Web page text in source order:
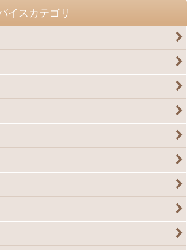
イスカテゴリ